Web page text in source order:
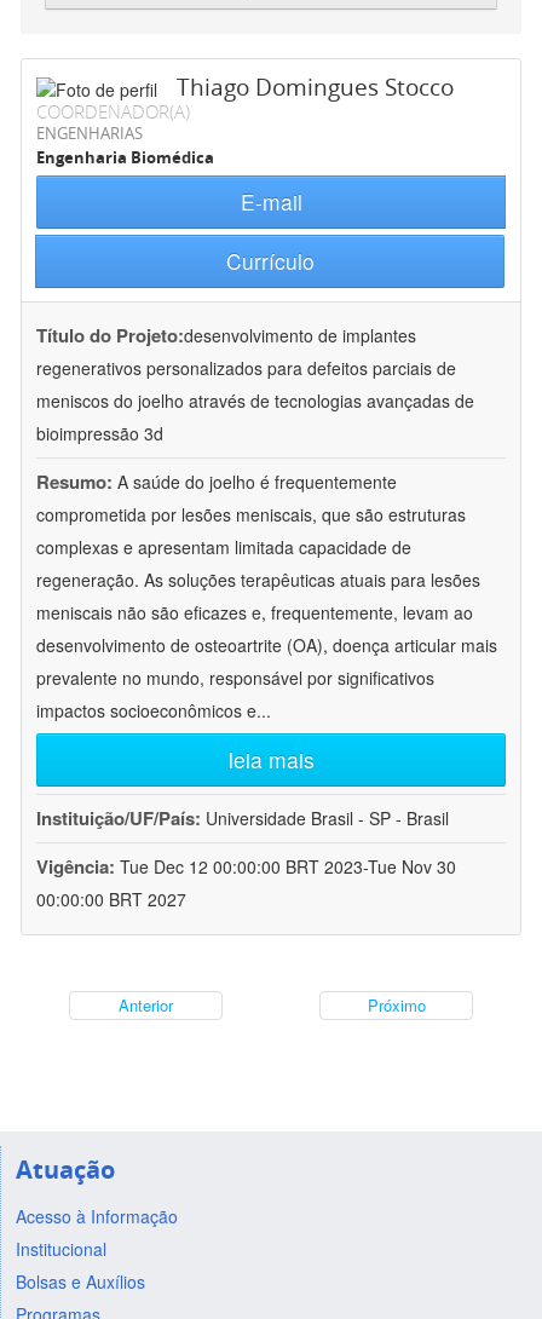
Thiago Domingues Stocco
COORDENADOR(A)
ENGENHARIAS
Engenharia Biomédica
E-mail
Currículo
Título do Projeto:desenvolvimento de implantes
regenerativos personalizados para defeitos parciais de
meniscos do joelho através de tecnologias avançadas de
bioimpressão 3d
Resumo: A saúde do joelho é frequentemente
comprometida por lesões meniscais, que são estruturas
complexas e apresentam limitada capacidade de
regeneração. As soluções terapêuticas atuais para lesões
meniscais não são eficazes e, frequentemente, levam ao
desenvolvimento de osteoartrite (OA), doença articular mais
prevalente no mundo, responsável por significativos
impactos socioeconômicos e...
leia mais
Instituição/UF/País: Universidade Brasil - SP - Brasil
Vigência: Tue Dec 12 00:00:00 BRT 2023-Tue Nov 30
00:00:00 BRT 2027
Anterior Próximo
Atuação
Acesso à Informação
Institucional
Bolsas e Auxílios
Programas